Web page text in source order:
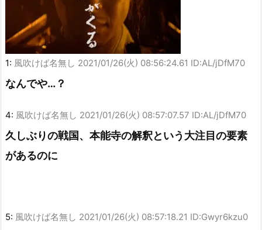
1: 風吹けば名無し 2021/01/26(火) 08:56:24.61 ID:AL/jDfM70
なんでや…？
4: 風吹けば名無し 2021/01/26(火) 08:57:07.57 ID:AL/jDfM70
久しぶりの戦国、本能寺の解釈という大注目の要素
があるのに
5: 風吹けば名無し 2021/01/26(火) 08:57:18.21 ID:Gwyr6kzu0